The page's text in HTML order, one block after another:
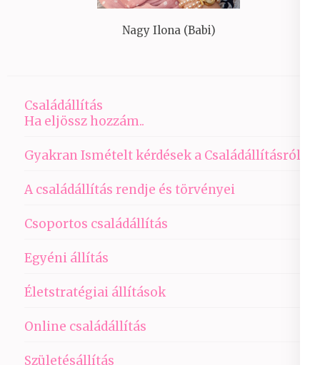
Nagy Ilona (Babi)
Családállítás
Ha eljössz hozzám..
Gyakran Ismételt kérdések a Családállításról
A családállítás rendje és törvényei
Csoportos családállítás
Egyéni állítás
Életstratégiai állítások
Online családállítás
Születésállítás